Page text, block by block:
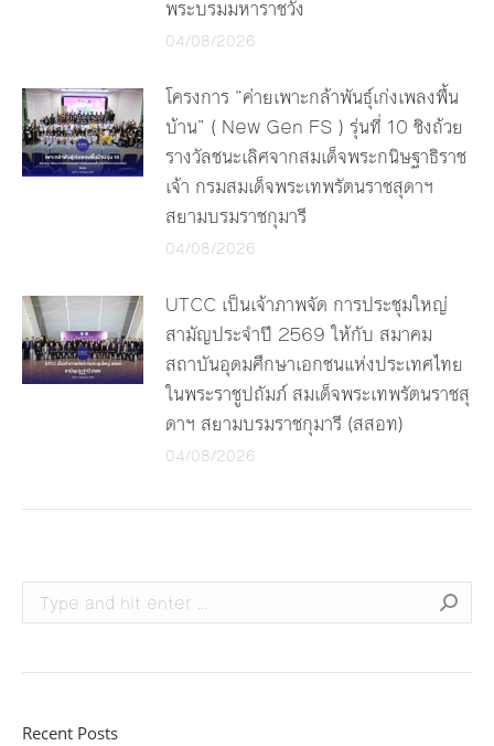
พระบรมมหาราชวัง
04/08/2026
โครงการ “ค่ายเพาะกล้าพันธุ์เก่งเพลงพื้น
บ้าน” ( New Gen FS ) รุ่นที่ 10 ชิงถ้วย
รางวัลชนะเลิศจากสมเด็จพระกนิษฐาธิราช
เจ้า กรมสมเด็จพระเทพรัตนราชสุดาฯ
สยามบรมราชกุมารี
04/08/2026
UTCC เป็นเจ้าภาพจัด การประชุมใหญ่
สามัญประจำปี 2569 ให้กับ สมาคม
สถาบันอุดมศึกษาเอกชนแห่งประเทศไทย
ในพระราชูปถัมภ์ สมเด็จพระเทพรัตนราชสุ
ดาฯ สยามบรมราชกุมารี (สสอท)
04/08/2026
Search:
Recent Posts